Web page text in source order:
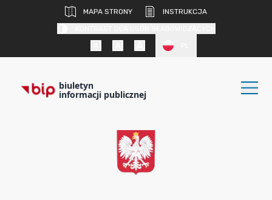
MAPA STRONY
INSTRUKCJA
biuletyn
informacji publicznej